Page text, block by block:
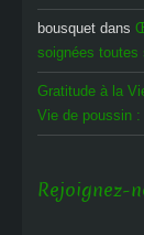
bousquet dans
soignées toutes
Gratitude à la
Vie de poussin :
Rejoignez-